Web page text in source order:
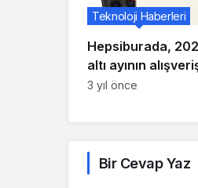
Hepsiburada,
altı ayının
açıkladı
Teknoloji Haberleri
3 yıl önce
Bir Cevap Yaz